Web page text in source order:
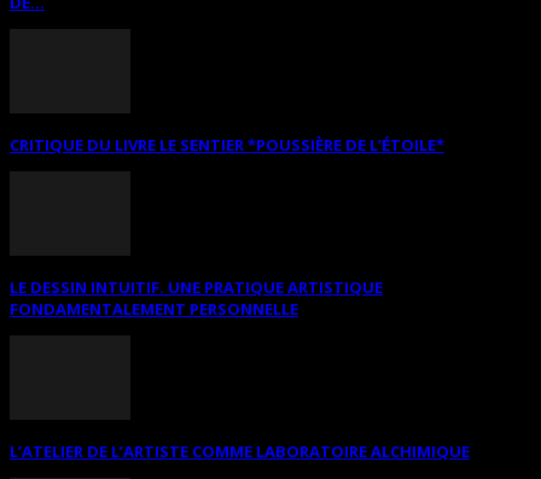
CRITIQUE DU LIVRE LE SENTIER *POUSSIÈRE DE L’ÉTOILE*
LE DESSIN INTUITIF. UNE PRATIQUE ARTISTIQUE
FONDAMENTALEMENT PERSONNELLE
L’ATELIER DE L’ARTISTE COMME LABORATOIRE ALCHIMIQUE